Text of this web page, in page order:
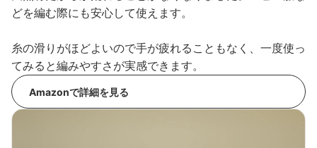
どを編む際にも安心して使えます。
糸の滑りがほどよいので手が疲れることもなく、一度使っ
てみると編みやすさが実感できます。
Amazonで詳細を見る